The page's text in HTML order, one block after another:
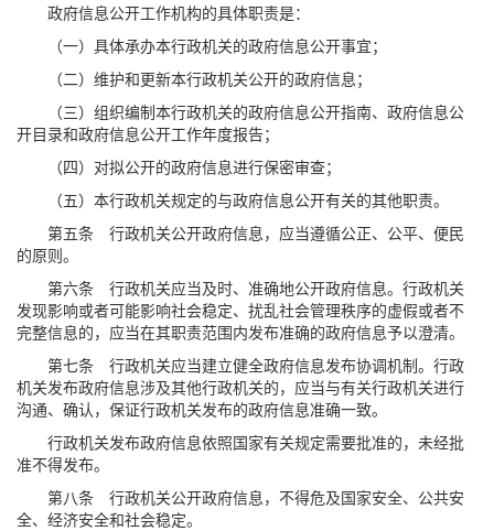
政府信息公开工作机构的具体职责是：
（一）具体承办本行政机关的政府信息公开事宜；
（二）维护和更新本行政机关公开的政府信息；
（三）组织编制本行政机关的政府信息公开指南、政府信息公
开目录和政府信息公开工作年度报告；
（四）对拟公开的政府信息进行保密审查；
（五）本行政机关规定的与政府信息公开有关的其他职责。
第五条 行政机关公开政府信息，应当遵循公正、公平、便民
的原则。
第六条 行政机关应当及时、准确地公开政府信息。行政机关
发现影响或者可能影响社会稳定、扰乱社会管理秩序的虚假或者不
完整信息的，应当在其职责范围内发布准确的政府信息予以澄清。
第七条 行政机关应当建立健全政府信息发布协调机制。行政
机关发布政府信息涉及其他行政机关的，应当与有关行政机关进行
沟通、确认，保证行政机关发布的政府信息准确一致。
行政机关发布政府信息依照国家有关规定需要批准的，未经批
准不得发布。
第八条 行政机关公开政府信息，不得危及国家安全、公共安
全、经济安全和社会稳定。